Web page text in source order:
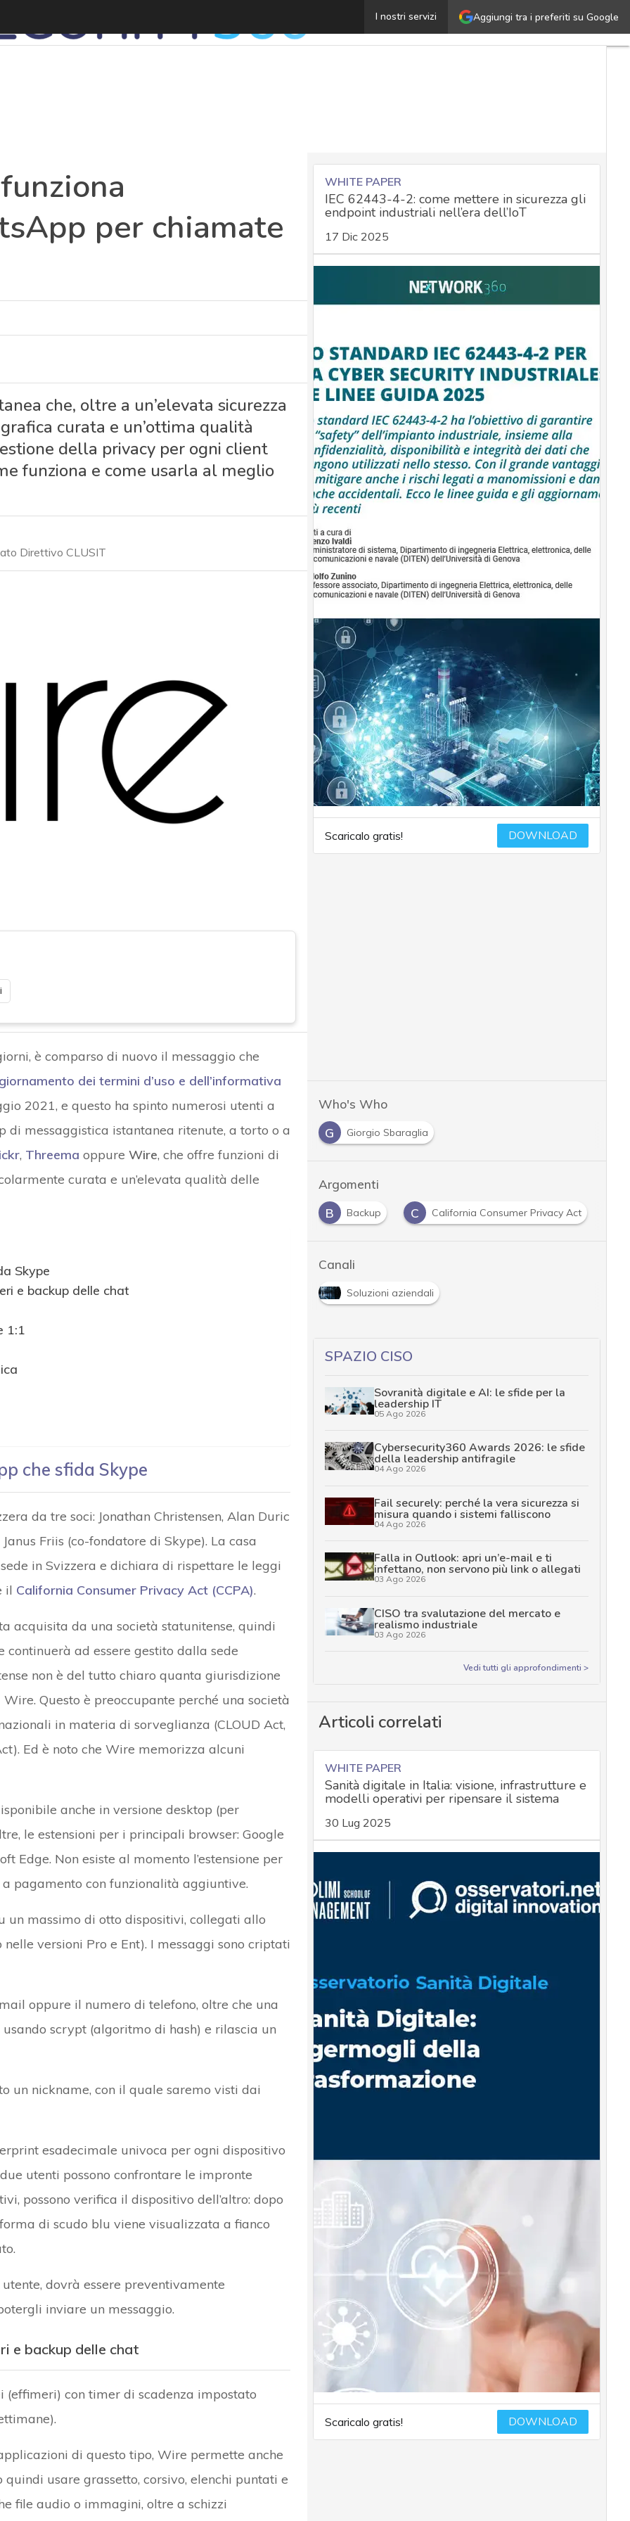
Aggiungi tra i preferiti su Google
I nostri servizi
Wire: cos’è e come funziona l’alternativa a WhatsApp
per chiamate
che, oltre a un’elevata sicurezza
curata e un’ottima qualità
della privacy per ogni client
funziona e come usarla al meglio
Direttivo CLUSIT
è comparso di nuovo il messaggio che
dei termini d’uso e dell’informativa
2021, e questo ha spinto numerosi utenti a
messaggistica istantanea ritenute, a torto o a
, Threema oppure Wire, che offre funzioni di
curata e un’elevata qualità delle
Skype
e backup delle chat
1:1
che sfida Skype
da tre soci: Jonathan Christensen, Alan Duric
Friis (co-fondatore di Skype). La casa
in Svizzera e dichiara di rispettare le leggi
il California Consumer Privacy Act (CCPA).
acquisita da una società statunitense, quindi
ad essere gestito dalla sede
non è del tutto chiaro quanta giurisdizione
Questo è preoccupante perché una società
in materia di sorveglianza (CLOUD Act,
Ed è noto che Wire memorizza alcuni
anche in versione desktop (per
le estensioni per i principali browser: Google
Edge. Non esiste al momento l’estensione per
pagamento con funzionalità aggiuntive.
un massimo di otto dispositivi, collegati allo
versioni Pro e Ent). I messaggi sono criptati
oppure il numero di telefono, oltre che una
scrypt (algoritmo di hash) e rilascia un
un nickname, con il quale saremo visti dai
esadecimale univoca per ogni dispositivo
utenti possono confrontare le impronte
possono verifica il dispositivo dell’altro: dopo
di scudo blu viene visualizzata a fianco
dovrà essere preventivamente
inviare un messaggio.
e backup delle chat
(effimeri) con timer di scadenza impostato
di questo tipo, Wire permette anche
usare grassetto, corsivo, elenchi puntati e
file audio o immagini, oltre a schizzi
WHITE PAPER
IEC 62443-4-2: come mettere in sicurezza gli
endpoint industriali nell’era dell’IoT
17 Dic 2025
Scaricalo gratis! DOWNLOAD
Who's Who
G
Giorgio Sbaraglia
Argomenti
B Backup C California Consumer Privacy Act
Canali
Soluzioni aziendali
SPAZIO CISO
Sovranità digitale e AI: le sfide per la
leadership IT
05 Ago 2026
Cybersecurity360 Awards 2026: le sfide
della leadership antifragile
04 Ago 2026
Fail securely: perché la vera sicurezza si
misura quando i sistemi falliscono
04 Ago 2026
Falla in Outlook: apri un’e-mail e ti
infettano, non servono più link o allegati
03 Ago 2026
CISO tra svalutazione del mercato e
realismo industriale
03 Ago 2026
Vedi tutti gli approfondimenti >
Articoli correlati
WHITE PAPER
Sanità digitale in Italia: visione, infrastrutture e
modelli operativi per ripensare il sistema
30 Lug 2025
Scaricalo gratis! DOWNLOAD